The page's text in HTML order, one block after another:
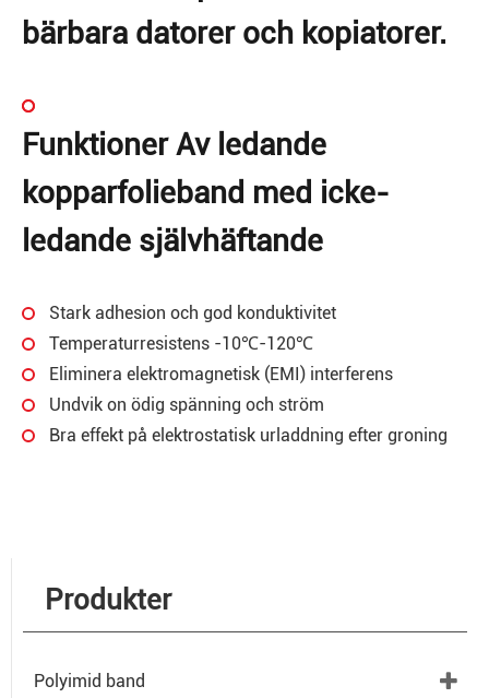
bärbara datorer och kopiatorer.
Funktioner Av ledande
kopparfolieband med icke-
ledande självhäftande
Stark adhesion och god konduktivitet
Temperaturresistens -10℃-120℃
Eliminera elektromagnetisk (EMI) interferens
Undvik on ödig spänning och ström
Bra effekt på elektrostatisk urladdning efter groning
Produkter
Polyimid band